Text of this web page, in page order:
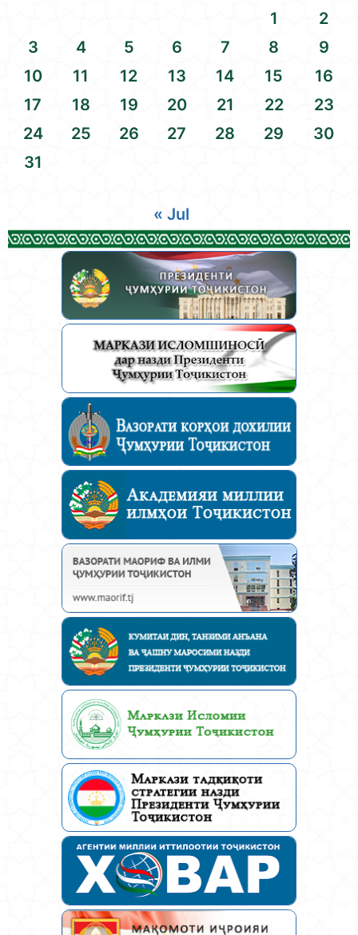
1
2
3
4 5 6 7 8
9
10
11 12 13 14 15
16
17
18 19 20 21 22
23
24
25 26 27 28 29
30
31
« Jul